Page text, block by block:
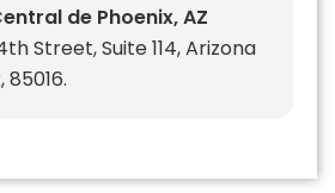
de Phoenix, AZ
Street, Suite 114, Arizona
85016.